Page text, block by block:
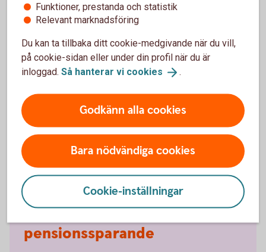
Mer information
Få ett råd om ditt privata
pensionssparande
Funktioner, prestanda och statistik
Relevant marknadsföring
Du kan ta tillbaka ditt cookie-medgivande när du vill,
på cookie-sidan eller under din profil när du är
inloggad. Så hanterar vi cookies .
Godkänn alla cookies
Bara nödvändiga cookies
Cookie-inställningar